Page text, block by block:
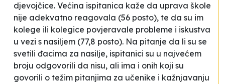
djevojčice. Većina ispitanica kaže da uprava škole
nije adekvatno reagovala (56 posto), te da su im
kolege ili kolegice povjeravale probleme i iskustva
u vezi s nasiljem (77,8 posto). Na pitanje da li su se
svetili đacima za nasilje, ispitanici su u najvećem
broju odgovorili da nisu, ali ima i onih koji su
govorili o težim pitanjima za učenike i kažnjavanju